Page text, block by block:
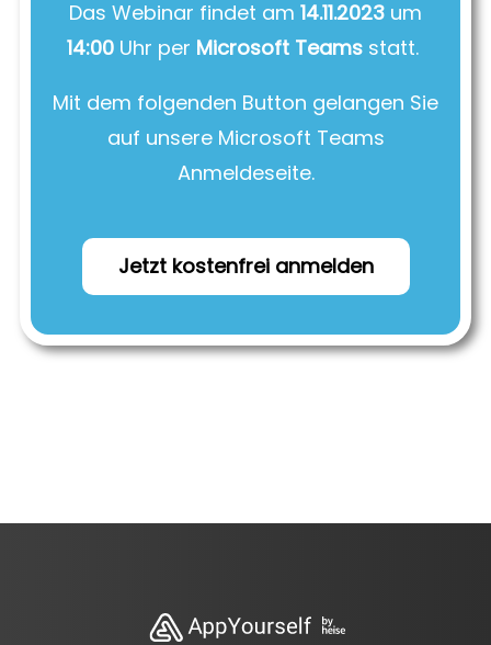
Das Webinar findet am 14.11.2023 um
14:00 Uhr per Microsoft Teams statt.
Mit dem folgenden Button gelangen Sie
auf unsere Microsoft Teams
Anmeldeseite.
Jetzt kostenfrei anmelden